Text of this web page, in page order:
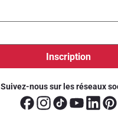
Inscription
Suivez-nous sur les réseaux